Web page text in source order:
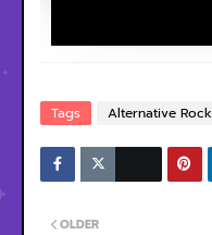
Tags Alternative Rock
OLDER